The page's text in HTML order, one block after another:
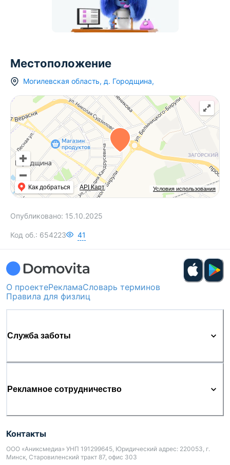
Местоположение
Могилевская область, д. Городщина,
Условия использования
Как добраться API Карт
Опубликовано: 15.10.2025
Код об.: 654223 41
О проектеРекламаСловарь терминов
Правила для физлиц
Служба заботы
Рекламное сотрудничество
Контакты
ООО «Аниксмедиа» УНП 191299645, Юридический адрес: 220053, г.
Минск, Старовиленский тракт 87, офис 303